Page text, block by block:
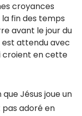
croyances
la fin des temps
avant le jour du
attendu avec
croient en cette
Jésus joue un
pas adoré en